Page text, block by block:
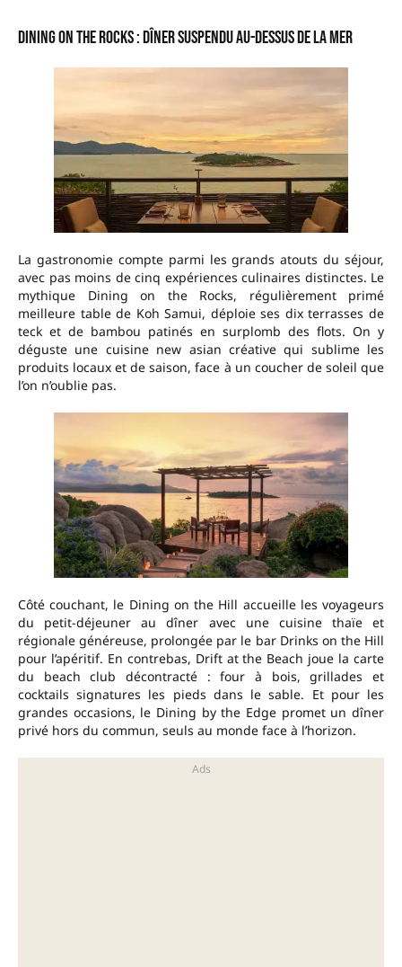
Dining on the Rocks : dîner suspendu au-dessus de la mer
La gastronomie compte parmi les grands atouts du séjour,
avec pas moins de cinq expériences culinaires distinctes. Le
mythique Dining on the Rocks, régulièrement primé
meilleure table de Koh Samui, déploie ses dix terrasses de
teck et de bambou patinés en surplomb des flots. On y
déguste une cuisine new asian créative qui sublime les
produits locaux et de saison, face à un coucher de soleil que
l’on n’oublie pas.
Côté couchant, le Dining on the Hill accueille les voyageurs
du petit-déjeuner au dîner avec une cuisine thaïe et
régionale généreuse, prolongée par le bar Drinks on the Hill
pour l’apéritif. En contrebas, Drift at the Beach joue la carte
du beach club décontracté : four à bois, grillades et
cocktails signatures les pieds dans le sable. Et pour les
grandes occasions, le Dining by the Edge promet un dîner
privé hors du commun, seuls au monde face à l’horizon.